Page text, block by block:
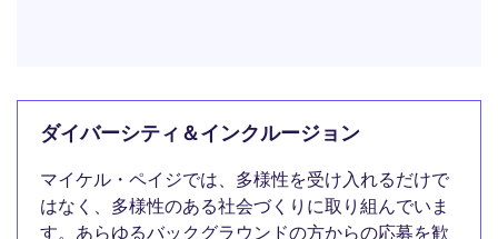
ダイバーシティ＆インクルージョン
マイケル・ペイジでは、多様性を受け入れるだけで
はなく、多様性のある社会づくりに取り組んでいま
す。あらゆるバックグラウンドの方からの応募を歓